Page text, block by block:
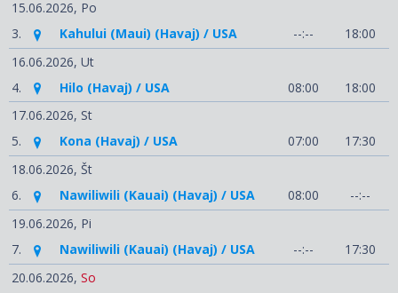
15.06.2026, Po
3.
Kahului (Maui) (Havaj) / USA --:--
18:00
16.06.2026, Ut
4.
Hilo (Havaj) / USA 08:00
18:00
17.06.2026, St
5.
Kona (Havaj) / USA 07:00
17:30
18.06.2026, Št
6.
Nawiliwili (Kauai) (Havaj) / USA 08:00
--:--
19.06.2026, Pi
7.
Nawiliwili (Kauai) (Havaj) / USA --:--
17:30
20.06.2026, So